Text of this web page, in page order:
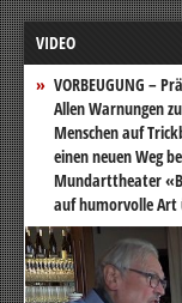
VIDEO
VORBEUGUNG –
Allen Warnungen
Menschen auf
einen neuen Weg
Mundarttheater
auf humorvolle Art
Video-
Player